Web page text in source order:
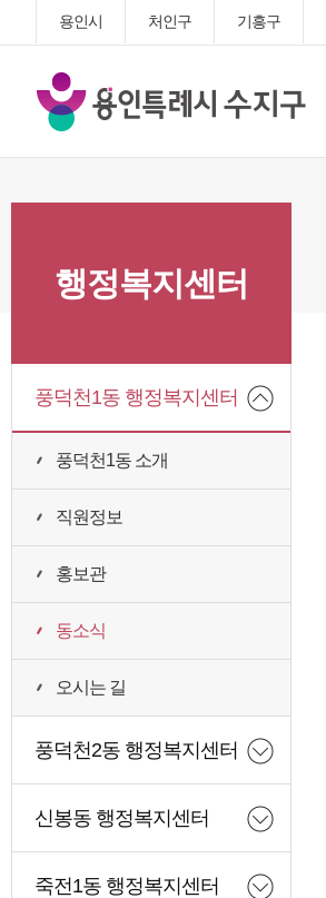
용인시 처인구 기흥구
용
인
특
시
구행정복지센터
풍덕천1동 행정복지센터
풍덕천1동 소개
직원정보
홍보관
동소식
오시는 길
풍덕천2동 행정복지센터
신봉동 행정복지센터
죽전1동 행정복지센터